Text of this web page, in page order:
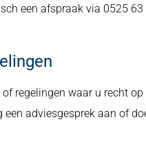
een afspraak via 0525
regelingen waar u recht
een adviesgesprek aan of